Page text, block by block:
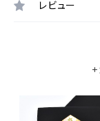
レビュー